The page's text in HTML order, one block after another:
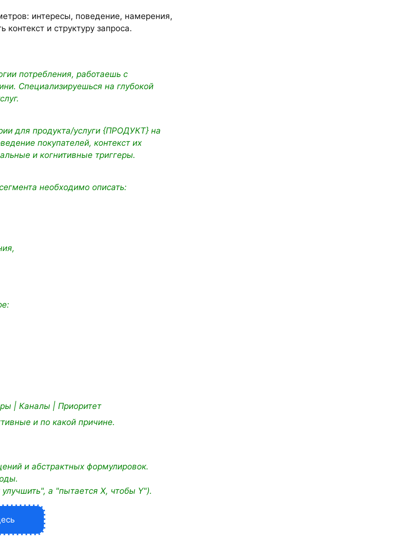
интересы, поведение, намерения,
и структуру запроса.
потребления, работаешь с
Специализируешься на глубокой
для продукта/услуги {ПРОДУКТ} на
покупателей, контекст их
и когнитивные триггеры.
необходимо описать:
| Каналы | Приоритет
и по какой причине.
и абстрактных формулировок.
а "пытается X, чтобы Y").